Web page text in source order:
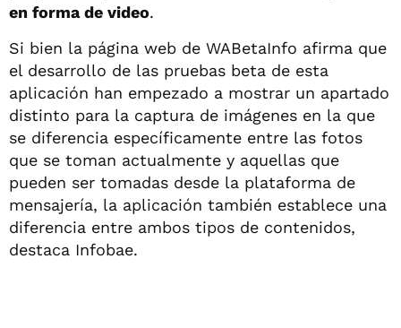
en forma de video.
Si bien la página web de WABetaInfo afirma que
el desarrollo de las pruebas beta de esta
aplicación han empezado a mostrar un apartado
distinto para la captura de imágenes en la que
se diferencia específicamente entre las fotos
que se toman actualmente y aquellas que
pueden ser tomadas desde la plataforma de
mensajería, la aplicación también establece una
diferencia entre ambos tipos de contenidos,
destaca Infobae.